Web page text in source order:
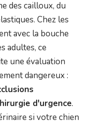
des cailloux, du
Chez les
avec la bouche
adultes, ce
une évaluation
dangereux :
d'urgence.
si votre chien